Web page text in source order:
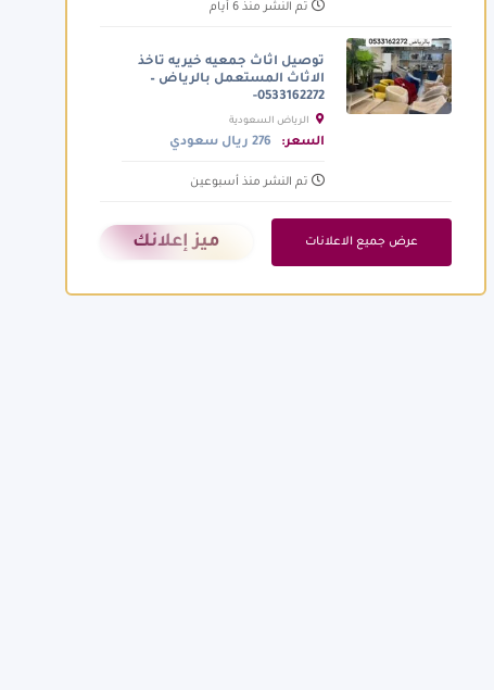
تم النشر منذ 6 أيام
توصيل اثاث جمعيه خيريه تاخذ
الاثاث المستعمل بالرياض –
0533162272-
السعر: 276 ريال سعودي
تم النشر منذ أسبوعين
عرض جميع الاعلانات ميز إعلانك